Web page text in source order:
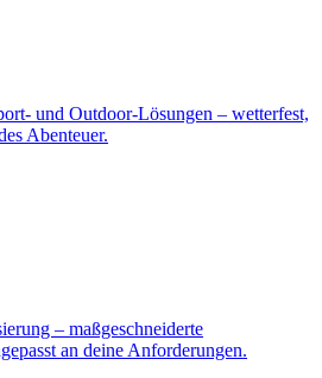
und Outdoor-Lösungen – wetterfest,
Abenteuer.
– maßgeschneiderte
an deine Anforderungen.